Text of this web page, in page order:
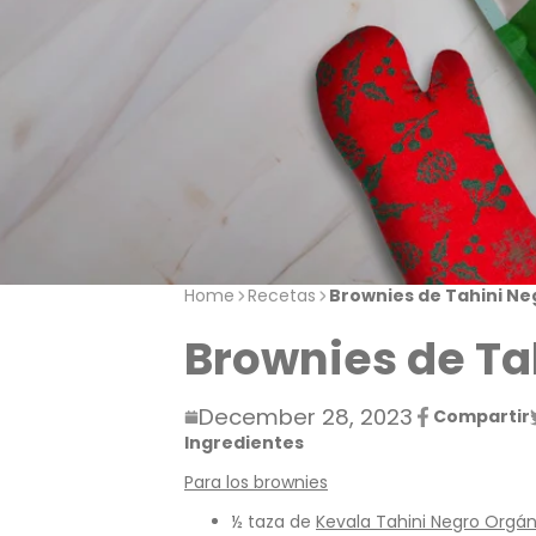
Home Recetas Brownies de Tahini
Brownies de
December 28, 2023 Compartir
Compartir
Se
nueva
Ingredientes
Para los brownies
½ taza de Kevala Tahini Negro